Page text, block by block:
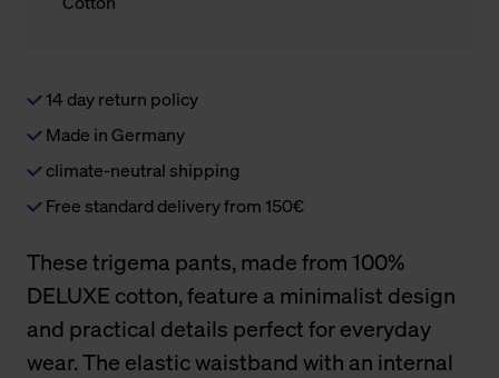
14 day return policy
Made in Germany
climate-neutral shipping
Free standard delivery from 150€
These trigema pants, made from 100%
DELUXE cotton, feature a minimalist design
and practical details perfect for everyday
wear. The elastic waistband with an internal